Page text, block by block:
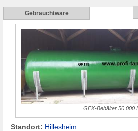
Gebrauchtware
GFK-Behälter 50.000 L
Standort: Hillesheim